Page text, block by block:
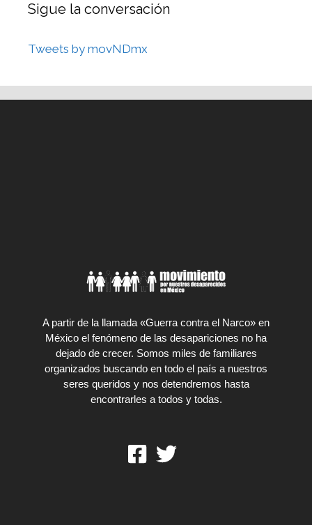
Sigue la conversación
Tweets by movNDmx
A partir de la llamada «Guerra contra el Narco» en
México el fenómeno de las desapariciones no ha
dejado de crecer. Somos miles de familiares
organizados buscando en todo el país a nuestros
seres queridos y nos detendremos hasta
encontrarles a todos y todas.